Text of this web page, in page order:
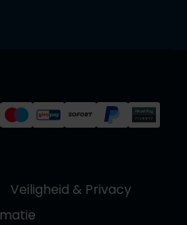
Veiligheid & Privacy